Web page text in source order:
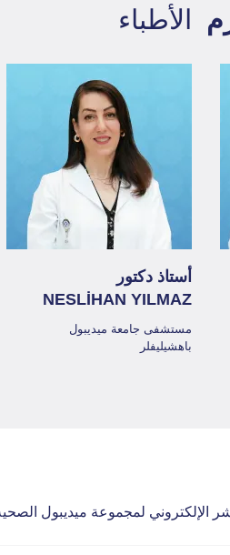
الأطباء
أستاذ دكتور
NESLİHAN YILMAZ
مستشفى جامعة ميديبول
باهشيليفلر
الإلكتروني لمجموعة ميديبول